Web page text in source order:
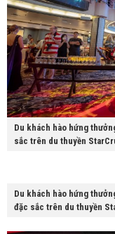
Du khách hào hứng
sắc trên du thuyền
Du khách hào hứng
đặc sắc trên du thuyền